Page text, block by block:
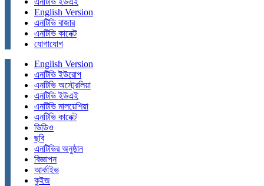
English Version
এনটিভি বাজার
এনটিভি কানেক্ট
যোগাযোগ
English Version
এনটিভি ইউরোপ
এনটিভি অস্ট্রেলিয়া
এনটিভি ইউএই
এনটিভি মালয়েশিয়া
এনটিভি কানেক্ট
ভিডিও
ছবি
এনটিভির অনুষ্ঠান
বিজ্ঞাপন
আর্কাইভ
কুইজ